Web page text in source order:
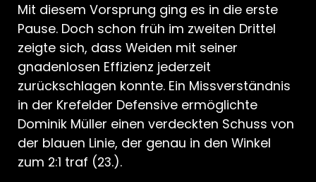
Mit diesem Vorsprung ging es in die erste
Pause. Doch schon früh im zweiten Drittel
zeigte sich, dass Weiden mit seiner
gnadenlosen Effizienz jederzeit
zurückschlagen konnte. Ein Missverständnis
in der Krefelder Defensive ermöglichte
Dominik Müller einen verdeckten Schuss von
der blauen Linie, der genau in den Winkel
zum 2:1 traf (23.).